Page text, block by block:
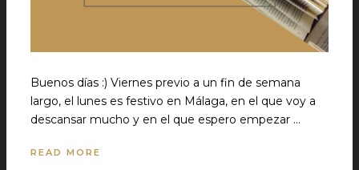
Buenos días :) Viernes previo a un fin de semana
largo, el lunes es festivo en Málaga, en el que voy a
descansar mucho y en el que espero empezar …
READ MORE